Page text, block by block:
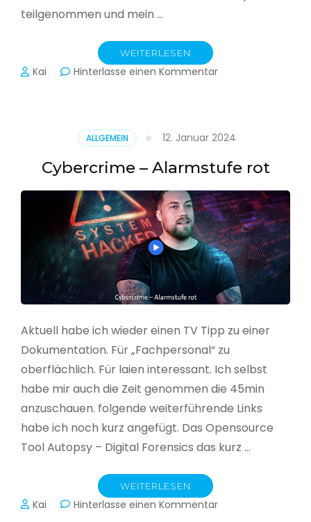
teilgenommen und mein …
WEITERLESEN
Kai Hinterlasse einen Kommentarzu
Produktion
ALLGEMEIN 12. Januar 2024
Cybercrime – Alarmstufe rot
Aktuell habe ich wieder einen TV Tipp zu einer
Dokumentation. Für „Fachpersonal“ zu
oberflächlich. Für laien interessant. Ich selbst
habe mir auch die Zeit genommen die 45min
anzuschauen. folgende weiterführende Links
habe ich noch kurz angefügt. Das Opensource
Tool Autopsy – Digital Forensics das kurz …
WEITERLESEN
Kai Hinterlasse einen Kommentarzu